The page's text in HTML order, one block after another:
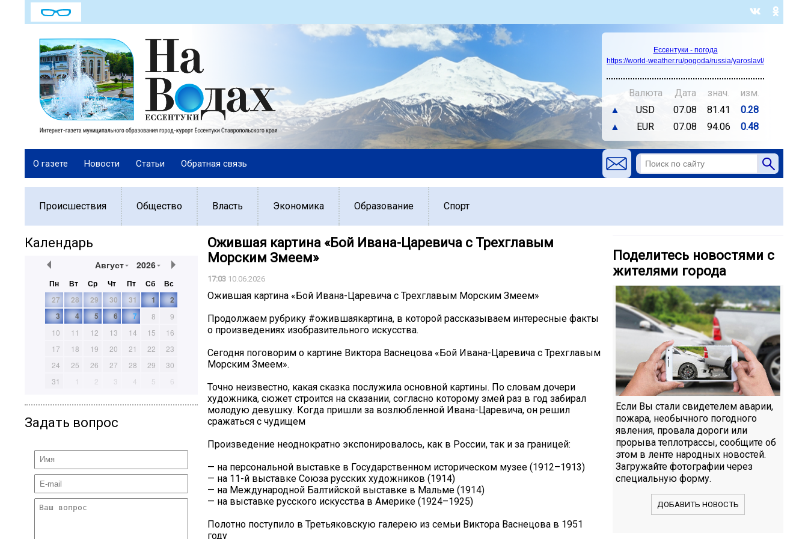
Ессентуки - погода
https://world-weather.ru/pogoda/russia/yaroslavl/
Валюта Дата знач.
изм.
▲
USD 07.08 81.41
0.28
▲
EUR 07.08 94.06 0.48
О газете Новости Статьи Обратная связь
Происшествия Общество Власть Экономика Образование Спорт
Календарь
Август 2026
Пн Вт Ср Чт Пт Сб
Вс
27
28 29 30 31 1
2
3
4 5 6 7 8
9
10
11 12 13 14 15
16
17
18 19 20 21 22
23
24
25 26 27 28 29
30
31
1 2 3 4 5 6
Задать вопрос
Ожившая картина «Бой Ивана-Царевича с Трехглавым
Морским Змеем»
17:03 10.06.2026
Ожившая картина «Бой Ивана-Царевича с Трехглавым Морским Змеем»
Продолжаем рубрику #ожившаякартина, в которой рассказываем интересные факты
о произведениях изобразительного искусства.
Сегодня поговорим о картине Виктора Васнецова «Бой Ивана-Царевича с Трехглавым
Морским Змеем».
Точно неизвестно, какая сказка послужила основной картины. По словам дочери
художника, сюжет строится на сказании, согласно которому змей раз в год забирал
молодую девушку. Когда пришли за возлюбленной Ивана-Царевича, он решил
сражаться с чудищем
Произведение неоднократно экспонировалось, как в России, так и за границей:
— на персональной выставке в Государственном историческом музее (1912–1913)
— на 11-й выставке Союза русских художников (1914)
— на Международной Балтийской выставке в Мальме (1914)
— на выставке русского искусства в Америке (1924–1925)
Полотно поступило в Третьяковскую галерею из семьи Виктора Васнецова в 1951
году
Поделитесь новостями с
жителями города
Если Вы стали свидетелем аварии,
пожара, необычного погодного
явления, провала дороги или
прорыва теплотрассы, сообщите об
этом в ленте народных новостей.
Загружайте фотографии через
специальную форму.
ДОБАВИТЬ НОВОСТЬ